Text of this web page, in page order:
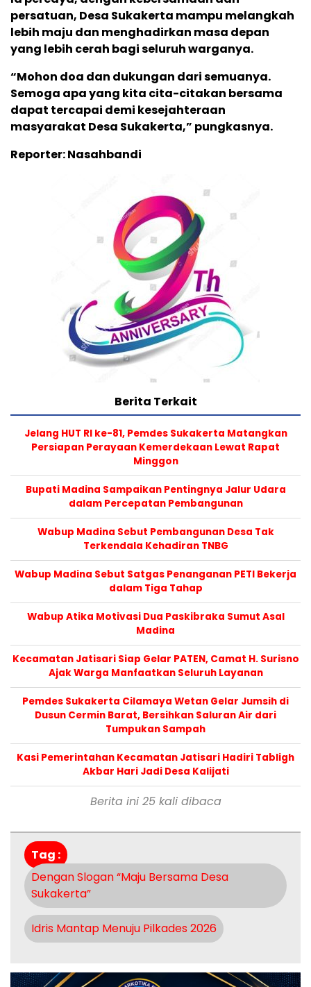
persatuan, Desa Sukakerta mampu melangkah
lebih maju dan menghadirkan masa depan
yang lebih cerah bagi seluruh warganya.
“Mohon doa dan dukungan dari semuanya.
Semoga apa yang kita cita-citakan bersama
dapat tercapai demi kesejahteraan
masyarakat Desa Sukakerta,” pungkasnya.
Reporter: Nasahbandi
Berita Terkait
Jelang HUT RI ke-81, Pemdes Sukakerta Matangkan
Persiapan Perayaan Kemerdekaan Lewat Rapat
Minggon
Bupati Madina Sampaikan Pentingnya Jalur Udara
dalam Percepatan Pembangunan
Wabup Madina Sebut Pembangunan Desa Tak
Terkendala Kehadiran TNBG
Wabup Madina Sebut Satgas Penanganan PETI Bekerja
dalam Tiga Tahap
Wabup Atika Motivasi Dua Paskibraka Sumut Asal
Madina
Kecamatan Jatisari Siap Gelar PATEN, Camat H. Surisno
Ajak Warga Manfaatkan Seluruh Layanan
Pemdes Sukakerta Cilamaya Wetan Gelar Jumsih di
Dusun Cermin Barat, Bersihkan Saluran Air dari
Tumpukan Sampah
Kasi Pemerintahan Kecamatan Jatisari Hadiri Tabligh
Akbar Hari Jadi Desa Kalijati
Berita ini 25 kali dibaca
Tag :
Dengan Slogan “Maju Bersama Desa
Sukakerta”
Idris Mantap Menuju Pilkades 2026